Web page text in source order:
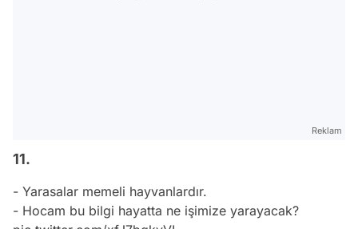
Reklam
11.
- Yarasalar memeli hayvanlardır.
- Hocam bu bilgi hayatta ne işimize yarayacak?